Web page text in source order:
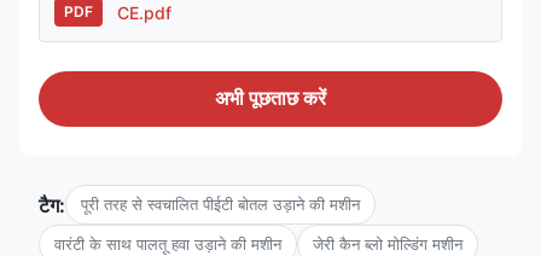
PDF CE.pdf
अभी पूछताछ करें
टैग: पूरी तरह से स्वचालित पीईटी बोतल उड़ाने की मशीन
वारंटी के साथ पालतू हवा उड़ाने की मशीन जेरी कैन ब्लो मोल्डिंग मशीन